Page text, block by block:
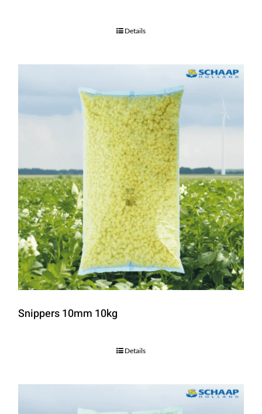
Details
Snippers 10mm 10kg
Details